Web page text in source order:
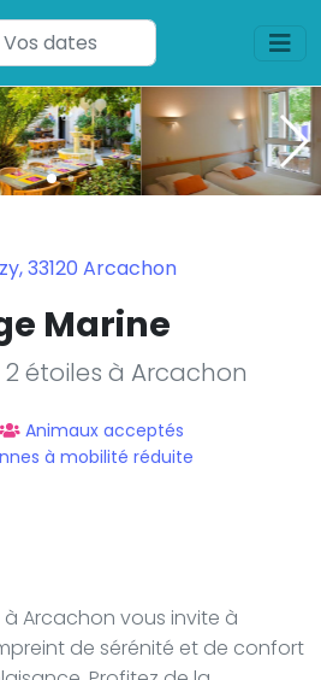
33120 Arcachon
Marine
étoiles à Arcachon
Animaux acceptés
à mobilité réduite
Arcachon vous invite à
de sérénité et de confort